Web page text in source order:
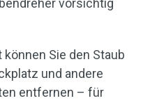
vorsichtig
können Sie den Staub
und andere
entfernen – für